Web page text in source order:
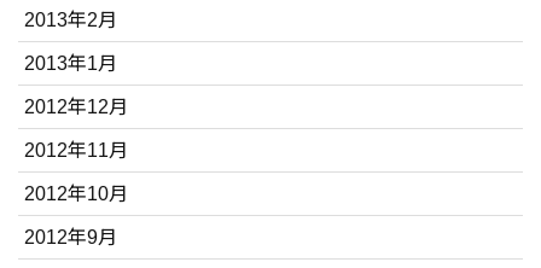
2013年2月
2013年1月
2012年12月
2012年11月
2012年10月
2012年9月